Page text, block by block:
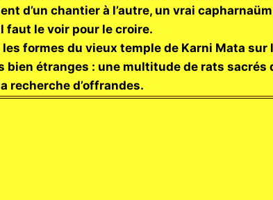
d’un chantier à l’autre, un vrai
faut le voir pour le croire.
les formes du vieux temple de Karni Mata sur
bien étranges : une multitude de rats sacrés
recherche d’offrandes.